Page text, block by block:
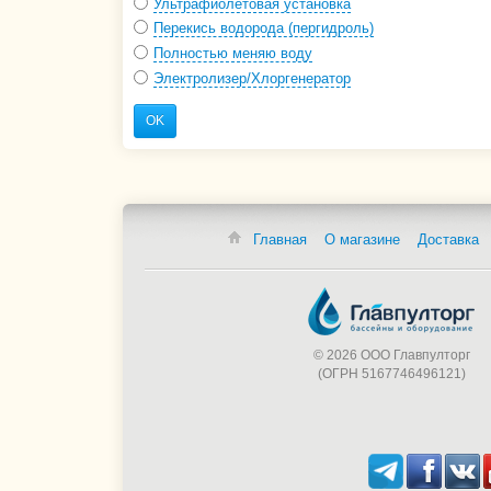
Ультрафиолетовая установка
Перекись водорода (пергидроль)
Полностью меняю воду
Электролизер/Хлоргенератор
OK
Главная О магазине Доставка
© 2026 ООО Главпулторг
(ОГРН 5167746496121)